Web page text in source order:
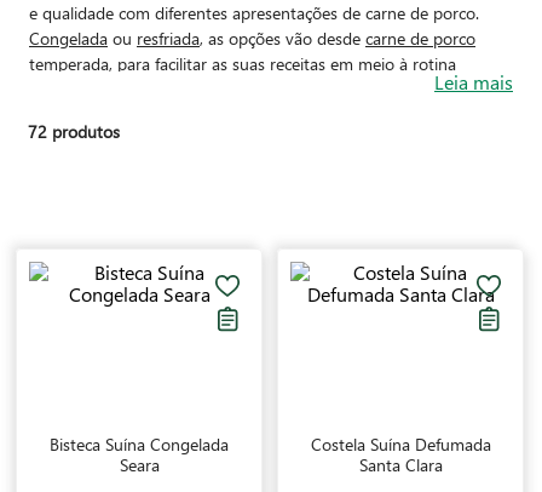
e qualidade com diferentes apresentações de carne de porco.
Congelada ou resfriada, as opções vão desde carne de porco
temperada, para facilitar as suas receitas em meio à rotina
, para dar o seu toque final
suína,lombo suíno
Leia mais
72 produtos
Bisteca Suína Congelada
Seara
Costela Suína Defumada
Santa Clara